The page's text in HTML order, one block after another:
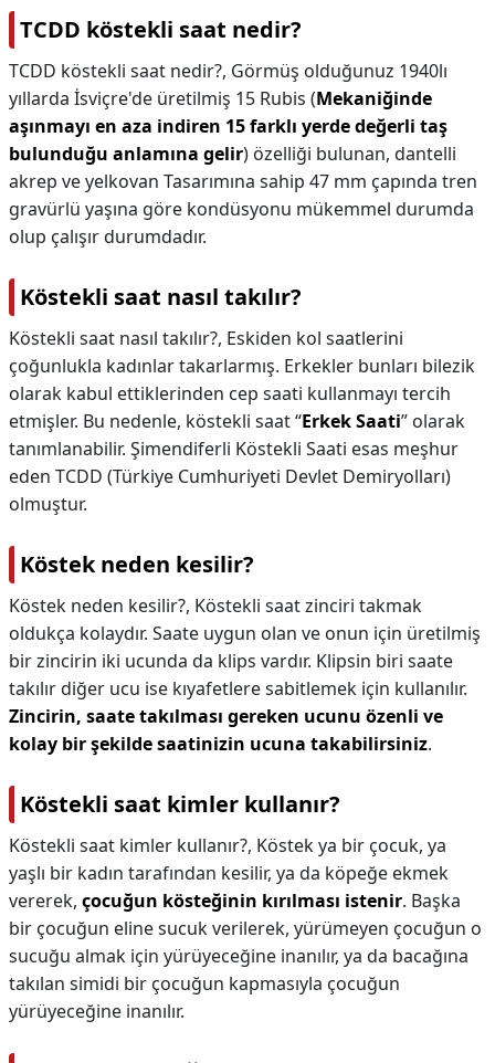
TCDD köstekli saat nedir?
TCDD köstekli saat nedir?, Görmüş olduğunuz 1940lı
yıllarda İsviçre'de üretilmiş 15 Rubis (Mekaniğinde
aşınmayı en aza indiren 15 farklı yerde değerli taş
bulunduğu anlamına gelir) özelliği bulunan, dantelli
akrep ve yelkovan Tasarımına sahip 47 mm çapında tren
gravürlü yaşına göre kondüsyonu mükemmel durumda
olup çalışır durumdadır.
Köstekli saat nasıl takılır?
Köstekli saat nasıl takılır?, Eskiden kol saatlerini
çoğunlukla kadınlar takarlarmış. Erkekler bunları bilezik
olarak kabul ettiklerinden cep saati kullanmayı tercih
etmişler. Bu nedenle, köstekli saat “Erkek Saati” olarak
tanımlanabilir. Şimendiferli Köstekli Saati esas meşhur
eden TCDD (Türkiye Cumhuriyeti Devlet Demiryolları)
olmuştur.
Köstek neden kesilir?
Köstek neden kesilir?, Köstekli saat zinciri takmak
oldukça kolaydır. Saate uygun olan ve onun için üretilmiş
bir zincirin iki ucunda da klips vardır. Klipsin biri saate
takılır diğer ucu ise kıyafetlere sabitlemek için kullanılır.
Zincirin, saate takılması gereken ucunu özenli ve
kolay bir şekilde saatinizin ucuna takabilirsiniz.
Köstekli saat kimler kullanır?
Köstekli saat kimler kullanır?, Köstek ya bir çocuk, ya
yaşlı bir kadın tarafından kesilir, ya da köpeğe ekmek
vererek, çocuğun kösteğinin kırılması istenir. Başka
bir çocuğun eline sucuk verilerek, yürümeyen çocuğun o
sucuğu almak için yürüyeceğine inanılır, ya da bacağına
takılan simidi bir çocuğun kapmasıyla çocuğun
yürüyeceğine inanılır.